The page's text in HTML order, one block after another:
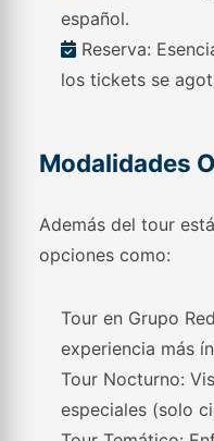
español.
Reserva:
los tickets se
Modalidades
Además del tour
opciones como:
Tour en Grupo
experiencia más
Tour Nocturno:
especiales (solo